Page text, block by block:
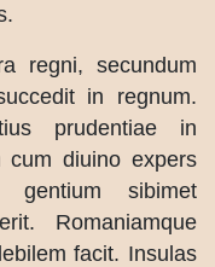
regni, secundum
in regnum.
prudentiae in
cum diuino expers
sibimet
Romaniamque
facit. Insulas